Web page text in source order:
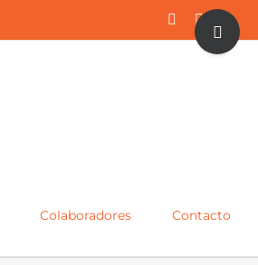
Facebook
Twitter
Colaboradores Contacto
Toggle
Sliding